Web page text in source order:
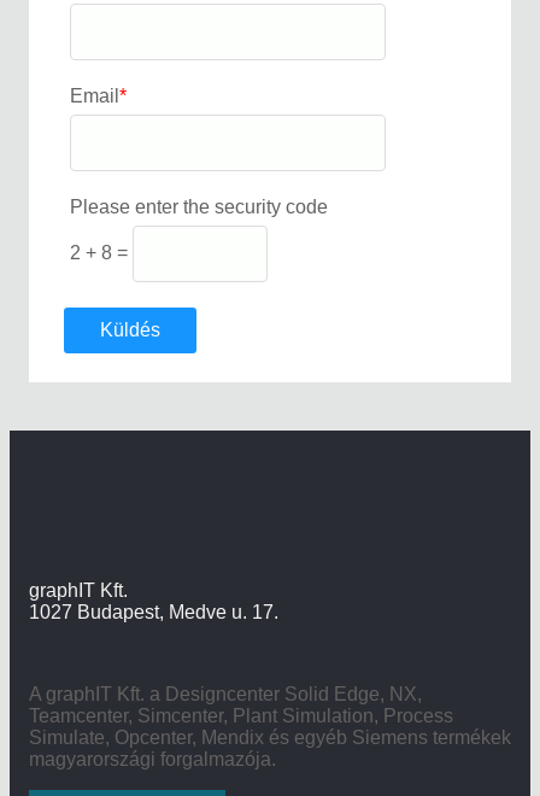
Email *
Please enter the security code
2 + 8 =
Küldés
graphIT Kft.
1027 Budapest, Medve u. 17.
A graphIT Kft. a Designcenter Solid Edge, NX,
Teamcenter, Simcenter, Plant Simulation, Process
Simulate, Opcenter, Mendix és egyéb Siemens termékek
magyarországi forgalmazója.